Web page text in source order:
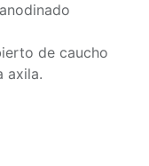
de caucho
axila.